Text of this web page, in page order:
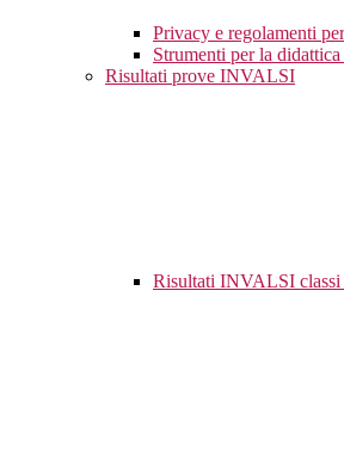
Privacy e regolamenti
Strumenti per la
Risultati prove INVALSI
Risultati INVALSI classi